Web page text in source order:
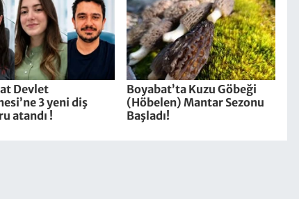
Devlet
3 yeni diş
atandı !
Boyabat’ta Kuzu Göbeği
(Höbelen) Mantar Sezonu
Başladı!